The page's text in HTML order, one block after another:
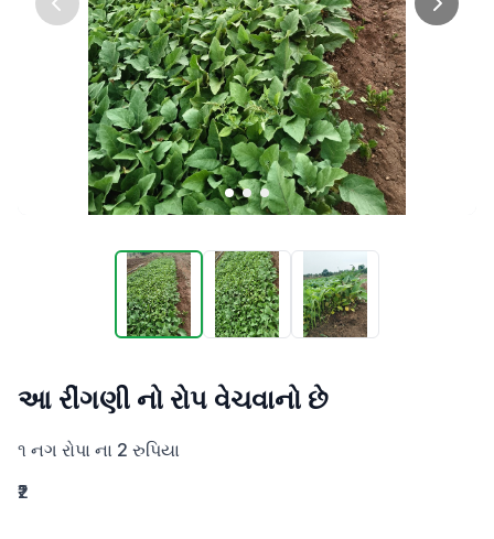
આ રીંગણી નો રોપ વેચવાનો છે
૧ નગ રોપા ના 2 રુપિયા
₹2